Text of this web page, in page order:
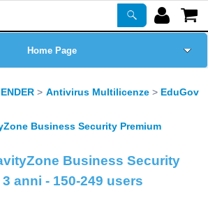
Home Page
Prodotti
Corsi
Antivirus Multilicenze EduGov
Business Security Premium
Business Security
anni - 150-249 users